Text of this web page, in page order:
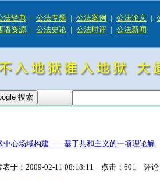
法经典 | 公法专题 | 公法案例 | 公法论文 |
语资源 | 公法史论 | 公法时评 | 公法新闻
中心场域构建——基于共和主义的一项理论解
表于： 2009-02-11 08:18:11 点击： 601 评论